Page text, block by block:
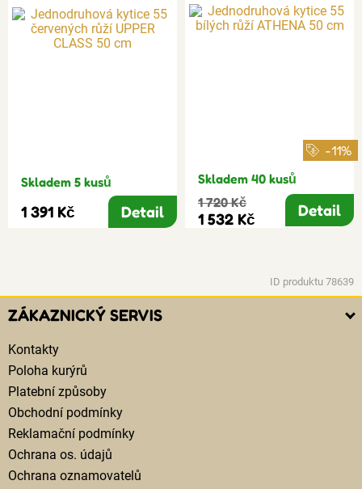
Skladem 5 kusů
1 391 Kč Detail
-11%
Skladem 40 kusů
1 720 Kč
1 532 Kč Detail
ID produktu 78639
ZÁKAZNICKÝ SERVIS
Kontakty
Poloha kurýrů
Platební způsoby
Obchodní podmínky
Reklamační podmínky
Ochrana os. údajů
Ochrana oznamovatelů